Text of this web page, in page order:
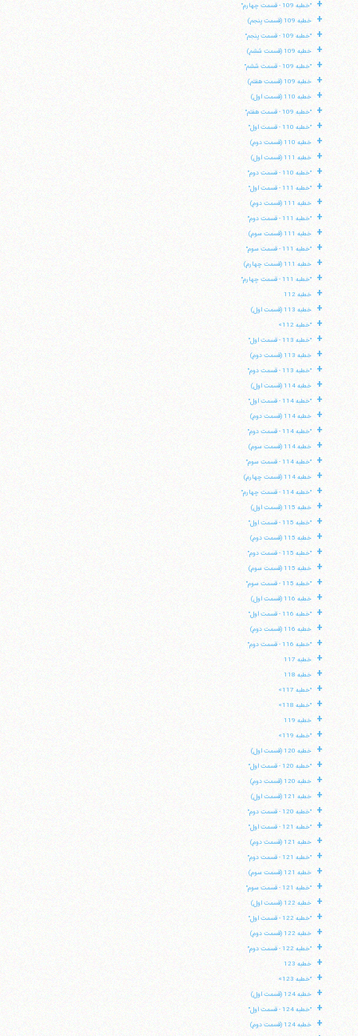
+ "خطبه 109 - قسمت چهارم"
+ خطبه 109 (قسمت پنجم)
+ "خطبه 109 - قسمت پنجم"
+ خطبه 109 (قسمت ششم)
+ "خطبه 109 - قسمت ششم"
+ خطبه 109 (قسمت هفتم)
+ خطبه 110 (قسمت اول)
+ "خطبه 109 - قسمت هفتم"
+ "خطبه 110 - قسمت اول"
+ خطبه 110 (قسمت دوم)
+ خطبه 111 (قسمت اول)
+ "خطبه 110 - قسمت دوم"
+ "خطبه 111 - قسمت اول"
+ خطبه 111 (قسمت دوم)
+ "خطبه 111 - قسمت دوم"
+ خطبه 111 (قسمت سوم)
+ "خطبه 111 - قسمت سوم"
+ خطبه 111 (قسمت چهارم)
+ "خطبه 111 - قسمت چهارم"
+ خطبه 112
+ خطبه 113 (قسمت اول)
+ "خطبه 112»
+ "خطبه 113 - قسمت اول"
+ خطبه 113 (قسمت دوم)
+ "خطبه 113 - قسمت دوم"
+ خطبه 114 (قسمت اول)
+ "خطبه 114 - قسمت اول"
+ خطبه 114 (قسمت دوم)
+ "خطبه 114 - قسمت دوم"
+ خطبه 114 (قسمت سوم)
+ "خطبه 114 - قسمت سوم"
+ خطبه 114 (قسمت چهارم)
+ "خطبه 114 - قسمت چهارم"
+ خطبه 115 (قسمت اول)
+ "خطبه 115 - قسمت اول"
+ خطبه 115 (قسمت دوم)
+ "خطبه 115 - قسمت دوم"
+ خطبه 115 (قسمت سوم)
+ "خطبه 115 - قسمت سوم"
+ خطبه 116 (قسمت اول)
+ "خطبه 116 - قسمت اول"
+ خطبه 116 (قسمت دوم)
+ "خطبه 116 - قسمت دوم"
+ خطبه 117
+ خطبه 118
+ "خطبه 117»
+ "خطبه 118»
+ خطبه 119
+ "خطبه 119»
+ خطبه 120 (قسمت اول)
+ "خطبه 120 - قسمت اول"
+ خطبه 120 (قسمت دوم)
+ خطبه 121 (قسمت اول)
+ "خطبه 120 - قسمت دوم"
+ "خطبه 121 - قسمت اول"
+ خطبه 121 (قسمت دوم)
+ "خطبه 121 - قسمت دوم"
+ خطبه 121 (قسمت سوم)
+ "خطبه 121 - قسمت سوم"
+ خطبه 122 (قسمت اول)
+ "خطبه 122 - قسمت اول"
+ خطبه 122 (قسمت دوم)
+ "خطبه 122 - قسمت دوم"
+ خطبه 123
+ "خطبه 123»
+ خطبه 124 (قسمت اول)
+ "خطبه 124 - قسمت اول"
+ خطبه 124 (قسمت دوم)